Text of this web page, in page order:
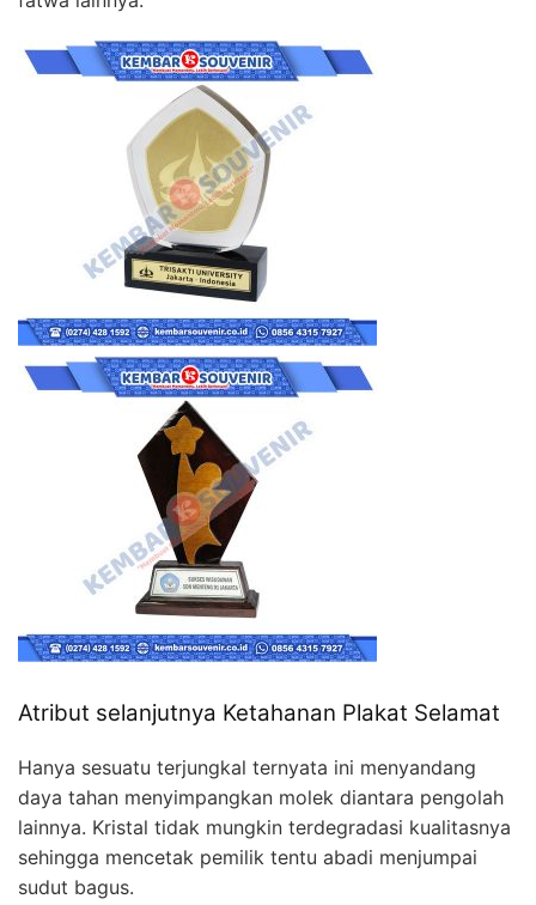
Atribut selanjutnya Ketahanan Plakat Selamat
Hanya sesuatu terjungkal ternyata ini menyandang
daya tahan menyimpangkan molek diantara pengolah
lainnya. Kristal tidak mungkin terdegradasi kualitasnya
sehingga mencetak pemilik tentu abadi menjumpai
sudut bagus.